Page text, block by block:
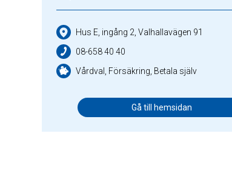
Hus E, ingång 2, Valhallavägen 91
08-658 40 40
Vårdval, Försäkring, Betala själv
Gå till hemsidan